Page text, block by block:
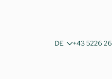
DE
IT
EN
+43 5226